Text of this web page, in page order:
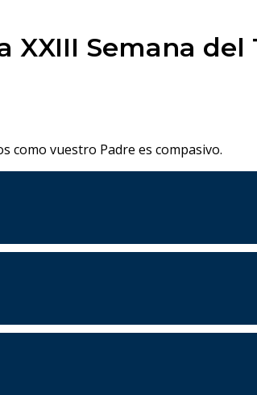
XXIII Semana
como vuestro Padre es compasivo.